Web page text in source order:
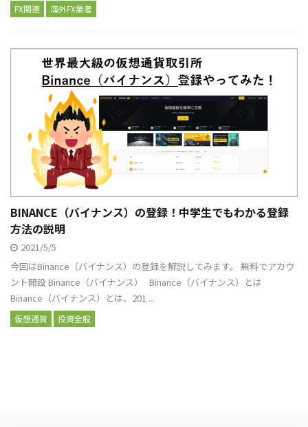
FX関連 海外FX業者
BINANCE（バイナンス）の登録！中学生でもわかる登録
方法の説明
2021/5/5
今回はBinance（バイナンス）の登録を解説してみます。 無料でアカウ
ント開設 Binance（バイナンス） Binance（バイナンス）とは
Binance（バイナンス）とは、201 ...
仮想通貨 投資全般